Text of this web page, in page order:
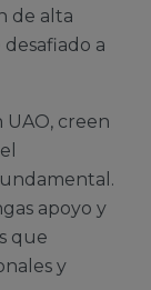
de alta
a
UAO, creen
apoyo y
que
y